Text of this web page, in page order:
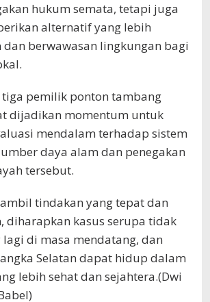
hukum semata, tetapi juga
alternatif yang lebih
berwawasan lingkungan bagi
tiga pemilik ponton tambang
dijadikan momentum untuk
mendalam terhadap sistem
daya alam dan penegakan
tersebut.
tindakan yang tepat dan
diharapkan kasus serupa tidak
di masa mendatang, dan
Selatan dapat hidup dalam
lebih sehat dan sejahtera.(Dwi